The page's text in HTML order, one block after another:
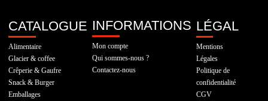
CATALOGUE
Alimentaire
Glacier & coffee
Crêperie & Gaufre
Snack & Burger
Emballages
INFORMATIONS
Mon compte
Qui sommes-nous ?
Contactez-nous
LÉGAL
Mentions
Légales
Politique de
confidentialité
CGV